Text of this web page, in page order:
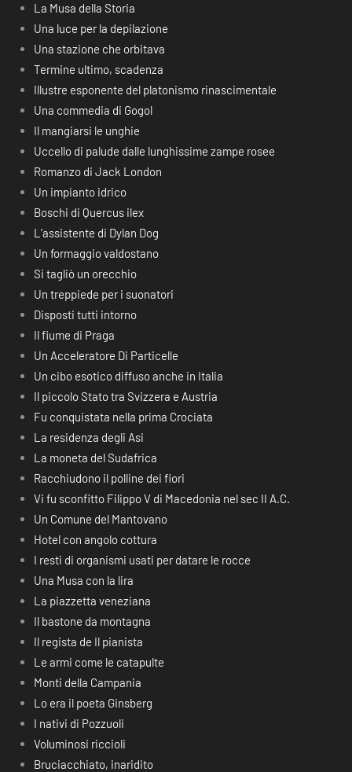
La Musa della Storia
Una luce per la depilazione
Una stazione che orbitava
Termine ultimo, scadenza
Illustre esponente del platonismo rinascimentale
Una commedia di Gogol
Il mangiarsi le unghie
Uccello di palude dalle lunghissime zampe rosee
Romanzo di Jack London
Un impianto idrico
Boschi di Quercus ilex
L’assistente di Dylan Dog
Un formaggio valdostano
Si tagliò un orecchio
Un treppiede per i suonatori
Disposti tutti intorno
Il fiume di Praga
Un Acceleratore Di Particelle
Un cibo esotico diffuso anche in Italia
Il piccolo Stato tra Svizzera e Austria
Fu conquistata nella prima Crociata
La residenza degli Asi
La moneta del Sudafrica
Racchiudono il polline dei fiori
Vi fu sconfitto Filippo V di Macedonia nel sec II A.C.
Un Comune del Mantovano
Hotel con angolo cottura
I resti di organismi usati per datare le rocce
Una Musa con la lira
La piazzetta veneziana
Il bastone da montagna
Il regista de Il pianista
Le armi come le catapulte
Monti della Campania
Lo era il poeta Ginsberg
I nativi di Pozzuoli
Voluminosi riccioli
Bruciacchiato, inaridito